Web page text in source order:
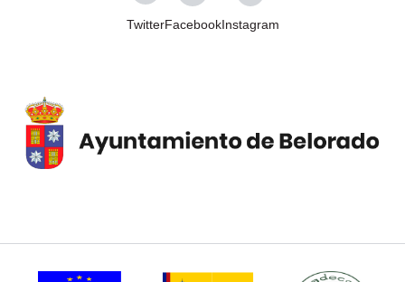
TwitterFacebookInstagram